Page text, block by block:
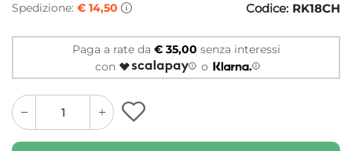
Spedizione: € 14,50 Codice: RK18CH
Paga a rate da € 35,00 senza interessi
con
o
quantity
button
quantity
minus
button